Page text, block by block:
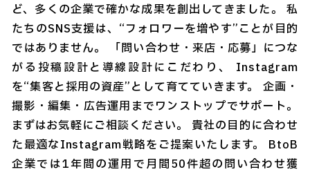
ど、多くの企業で確かな成果を創出してきました。 私
たちのSNS支援は、“フォロワーを増やす”ことが目的
ではありません。 「問い合わせ・来店・応募」につな
がる投稿設計と導線設計にこだわり、 Instagram
を“集客と採用の資産”として育てていきます。 企画・
撮影・編集・広告運用までワンストップでサポート。
まずはお気軽にご相談ください。 貴社の目的に合わせ
た最適なInstagram戦略をご提案いたします。 BtoB
企業では1年間の運用で月間50件超の問い合わせ獲